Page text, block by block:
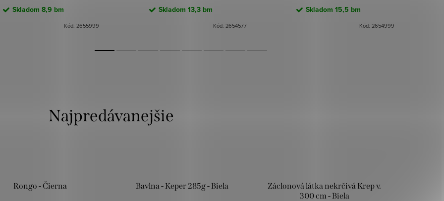
Skladom 8,9 bm
Kód: 2655999
Skladom 13,3 bm
Kód: 2654577
Skladom 15,5 bm
Kód: 2654999
Najpredávanejšie
Rongo - Čierna Bavlna - Keper 285g - Biela
Záclonová látka nekrčivá Krep v.
300 cm - Biela